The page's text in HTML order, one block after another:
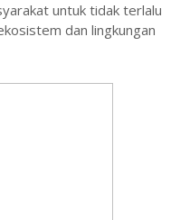
untuk tidak terlalu
dan lingkungan